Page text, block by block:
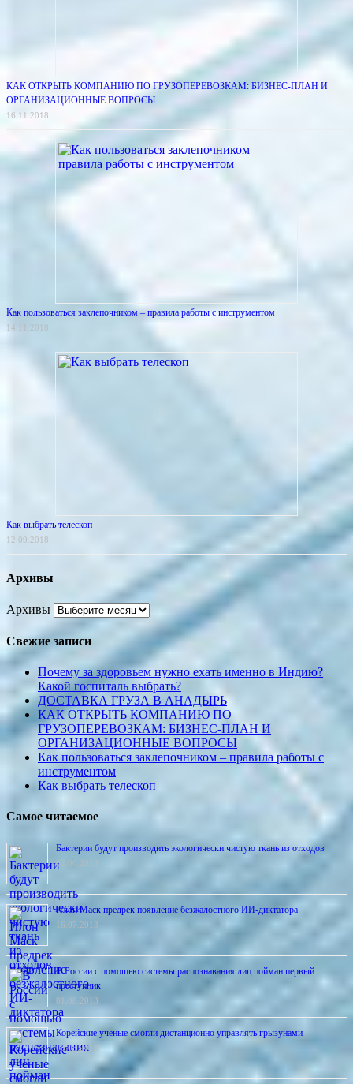
КАК ОТКРЫТЬ КОМПАНИЮ ПО ГРУЗОПЕРЕВОЗКАМ: БИЗНЕС-ПЛАН И
ОРГАНИЗАЦИОННЫЕ ВОПРОСЫ
16.11.2018
Как пользоваться заклепочником – правила работы с инструментом
14.11.2018
Как выбрать телескоп
12.09.2018
Архивы
Архивы
Свежие записи
Почему за здоровьем нужно ехать именно в Индию?
Какой госпиталь выбрать?
ДОСТАВКА ГРУЗА В АНАДЫРЬ
КАК ОТКРЫТЬ КОМПАНИЮ ПО
ГРУЗОПЕРЕВОЗКАМ: БИЗНЕС-ПЛАН И
ОРГАНИЗАЦИОННЫЕ ВОПРОСЫ
Как пользоваться заклепочником – правила работы с
инструментом
Как выбрать телескоп
Самое читаемое
Бактерии будут производить экологически чистую ткань из отходов
02.06.2013
Илон Маск предрек появление безжалостного ИИ-диктатора
16.07.2013
В России с помощью системы распознавания лиц пойман первый
преступник
01.08.2013
Корейские ученые смогли дистанционно управлять грызунами
06.08.2013